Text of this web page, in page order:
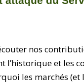
nos
et les
les marchés (et